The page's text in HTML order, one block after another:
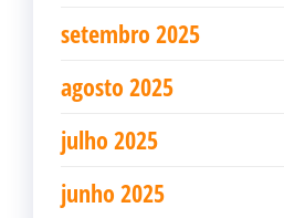
setembro 2025
agosto 2025
julho 2025
junho 2025